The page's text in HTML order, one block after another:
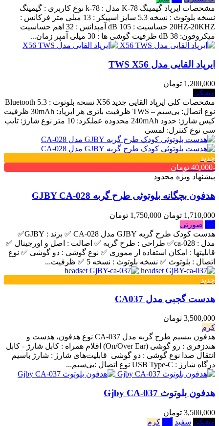
مشخصات ایرپاد گیمینگ K-78 مدل : k-78 نوع کاربری : گیمینگ
نسخه بلوتوث : نسخه 5.3 سایز اسپیکر : 13 میلی متر فرکانس :
20HZ-20KHZ حساسیت : 105 dB آمپدانس : 32 اهم حساسیت
میکروفون: 38 dB ظرفیت گوشی ها : 30 میلی آمپر زمان...
ایرپاد القایی مدل TWS X56
1,200,000 تومان
مشکی
مشخصات کلی ایرپاد القایی جدید X56 نسخه بلوتوث : Bluetooth 5.3
نوع اتصال: بی‌سیم – TWS ظرفیت باتری هر ایرپاد: 30mAh ظرفیت
کیس شارژ: حدود 240mAh محدوده عملکرد: 10 متر نوع شارژ: تایپ
سی نوع کنترل: لمسی
جدید
-40,000 تومان
پیشنهاد ویژه محدود
هدفون بچگانه بلوتوثی طرح گربه GJBY CA-028
1,710,000 تومان
1,750,000 تومان
صورتی
هدست کودک طرح گربه GJBY مدل CA-028 ✅ برند : GJBY✅
مدل : ca-028✅ طراحی : طرح گربه ✅ اصالت : اصل و اورجینال ✅
قابلیتها : امکان استفاده از مموری ✅ نوع گوشی : دو گوشی ✅ نوع
اتصال : بلوتوث ✅ نسخه بلوتوث : نسخه 5 ✅ ظرفیت...
جدید
هدست گجبی مدل CA037
3,500,000 تومان
کرم
هدفون بیسیم طرح گربه مدل CA-037 نوع هدفون، هدست و
هندزفری : رو گوشی (On/Over Ear) اقلام همراه : کابل شارژ - کابل
انتقال صدا نوع گوشی : دو گوشی قابلیت‌های شارژ : شارژ باسیم
درگاه شارژ : USB Type-C نوع اتصال :بی‌سیم...
هدفون بلوتوث Gjby CA-037
3,500,000 تومان
مشکی سفید کرم